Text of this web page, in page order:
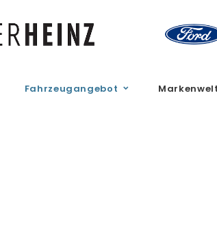
Fahrzeugangebot Markenwelt